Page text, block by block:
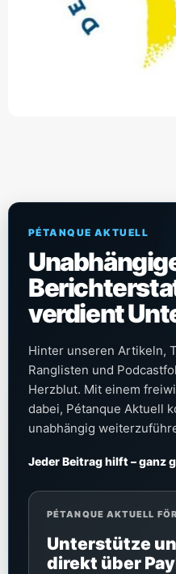
PÉTANQUE AKTUELL
verdient
Hinter unseren Artikeln,
Ranglisten und
Herzblut. Mit einem
dabei, Pétanque Aktuell
unabhängig
Jeder Beitrag hilft – ganz
PÉTANQUE AKTUELL
Unterstütze
direkt über